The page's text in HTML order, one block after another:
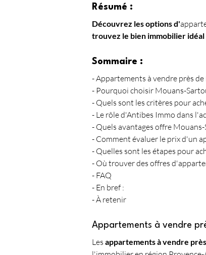
Résumé :
Découvrez les options d'
trouvez le bien immobilier idéal
Sommaire :
- Appartements à vendre près
- Pourquoi choisir Mouans-
- Quels sont les critères pour
- Le rôle d'Antibes Immo dans
- Quels avantages offre
- Comment évaluer le prix d'un
- Quelles sont les étapes pour
- Où trouver des offres
- FAQ
- En bref :
- À retenir
Appartements à vendre
Les appartements à vendre